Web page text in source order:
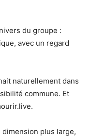
du groupe :
avec un regard
naturellement dans
commune. Et
dimension plus large,